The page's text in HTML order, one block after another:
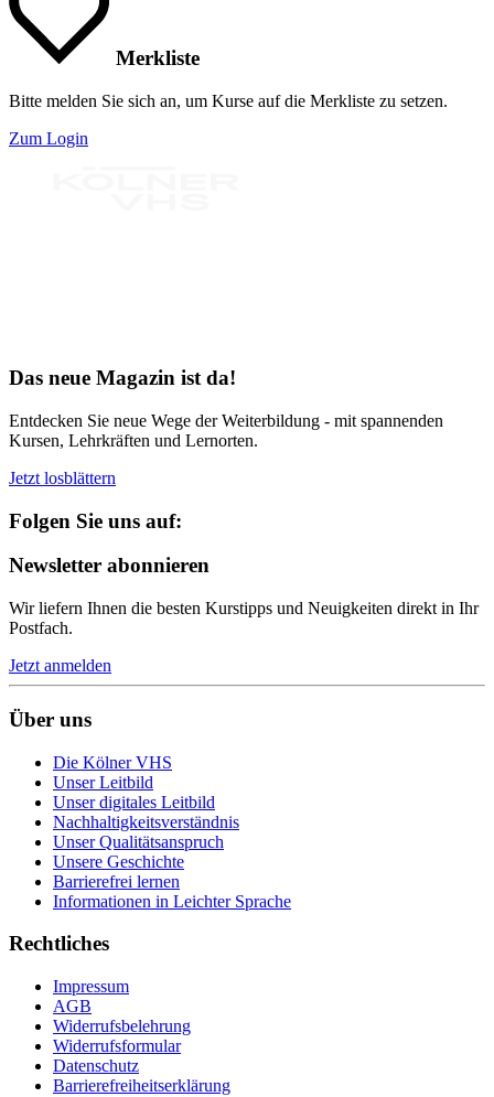
Merkliste
Bitte melden Sie sich an, um Kurse auf die Merkliste zu setzen.
Zum Login
Das neue Magazin ist da!
Entdecken Sie neue Wege der Weiterbildung - mit spannenden
Kursen, Lehrkräften und Lernorten.
Jetzt losblättern
Folgen Sie uns auf:
Newsletter abonnieren
Wir liefern Ihnen die besten Kurstipps und Neuigkeiten direkt in Ihr
Postfach.
Jetzt anmelden
Über uns
Die Kölner VHS
Unser Leitbild
Unser digitales Leitbild
Nachhaltigkeitsverständnis
Unser Qualitätsanspruch
Unsere Geschichte
Barrierefrei lernen
Informationen in Leichter Sprache
Rechtliches
Impressum
AGB
Widerrufsbelehrung
Widerrufsformular
Datenschutz
Barrierefreiheitserklärung